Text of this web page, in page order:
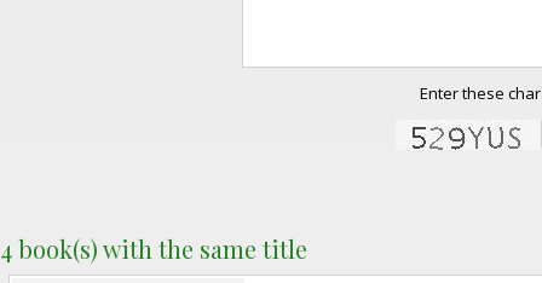
Enter these
4 book(s) with the same title